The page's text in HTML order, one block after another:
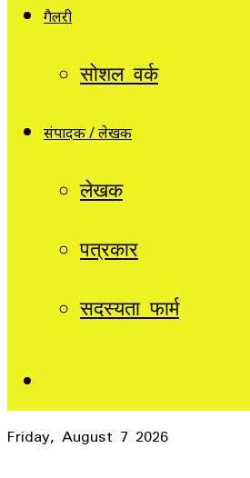
गैलरी
सोशल वर्क
संपादक / लेखक
लेखक
पत्रकार
सदस्यता फार्म
Friday, August 7 2026